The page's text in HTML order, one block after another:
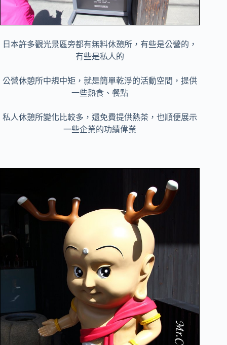
日本許多觀光景區旁都有無料休憩所，有些是公營的，
有些是私人的
公營休憩所中規中矩，就是簡單乾淨的活動空間，提供
一些熱食、餐點
私人休憩所變化比較多，還免費提供熱茶，也順便展示
一些企業的功績偉業